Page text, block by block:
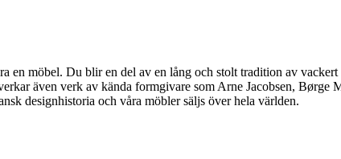
en möbel. Du blir en del av en lång och stolt tradition av
även verk av kända formgivare som Arne Jacobsen,
designhistoria och våra möbler säljs över hela världen.